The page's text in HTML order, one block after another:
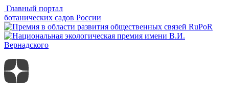
Главный портал
ботанических садов России